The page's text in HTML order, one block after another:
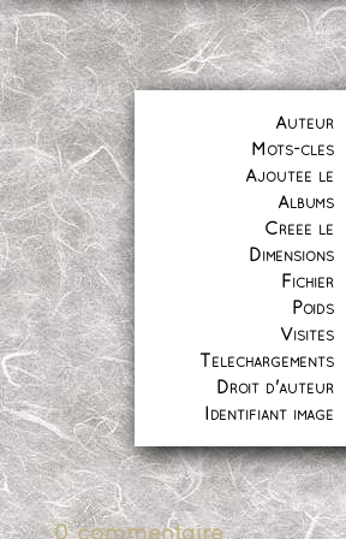
Auteur
Mots-clés
Ajoutée le
Albums
Créée le
Dimensions
Fichier
Poids
Visites
Téléchargements
Droit d'auteur
Identifiant image